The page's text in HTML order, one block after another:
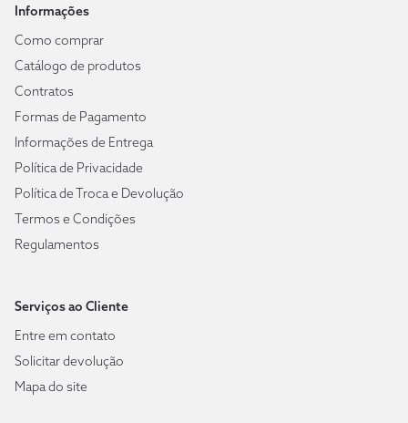
Informações
Como comprar
Catálogo de produtos
Contratos
Formas de Pagamento
Informações de Entrega
Política de Privacidade
Política de Troca e Devolução
Termos e Condições
Regulamentos
Serviços ao Cliente
Entre em contato
Solicitar devolução
Mapa do site